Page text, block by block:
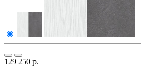
129 250 р.